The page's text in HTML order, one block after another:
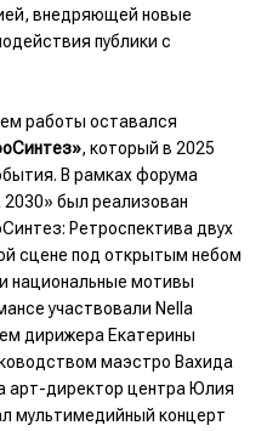
внедряющей новые
публики с
работы оставался
, который в 2025
В рамках форума
был реализован
Ретроспектива двух
сцене под открытым небом
национальные мотивы
участвовали Nella
дирижера Екатерины
маэстро Вахида
арт-директор центра Юлия
мультимедийный концерт